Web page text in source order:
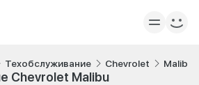
Техобслуживание Chevrolet Malibu
Chevrolet Malibu